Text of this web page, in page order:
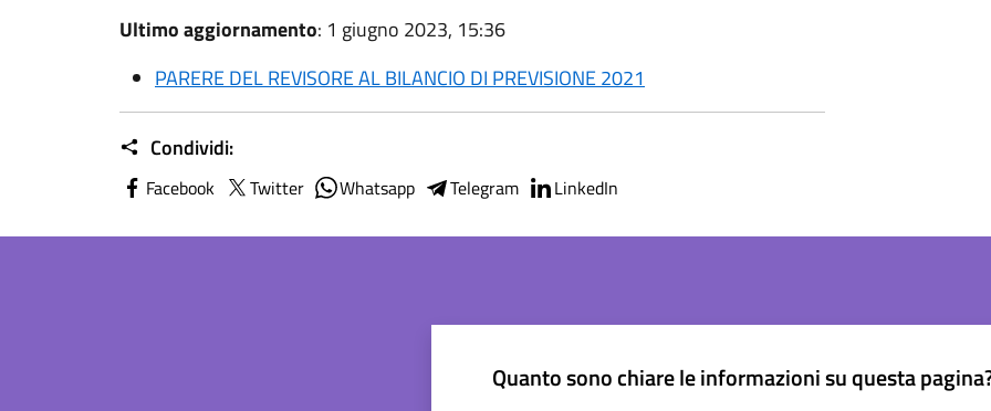
Ultimo aggiornamento: 1 giugno 2023, 15:36
PARERE DEL REVISORE AL BILANCIO DI PREVISIONE 2021
Condividi:
Facebook Twitter Whatsapp Telegram LinkedIn
Quanto sono chiare le informazioni su questa